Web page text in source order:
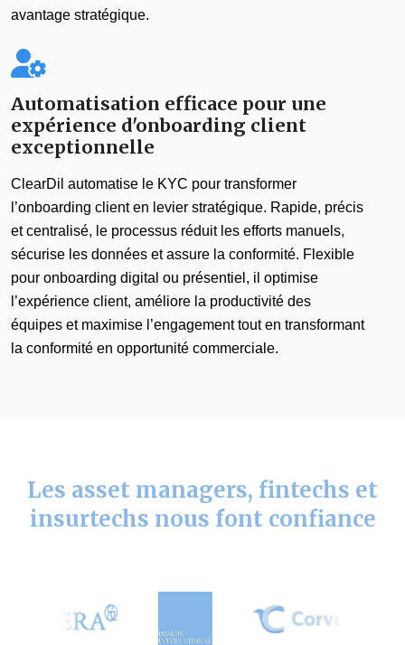
avantage stratégique.
Automatisation efficace pour une
expérience d'onboarding client
exceptionnelle
ClearDil automatise le KYC pour transformer
l’onboarding client en levier stratégique. Rapide, précis
et centralisé, le processus réduit les efforts manuels,
sécurise les données et assure la conformité. Flexible
pour onboarding digital ou présentiel, il optimise
l’expérience client, améliore la productivité des
équipes et maximise l’engagement tout en transformant
la conformité en opportunité commerciale.
Les asset managers, fintechs et
insurtechs nous font confiance